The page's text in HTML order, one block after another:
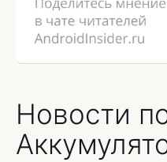
Новости